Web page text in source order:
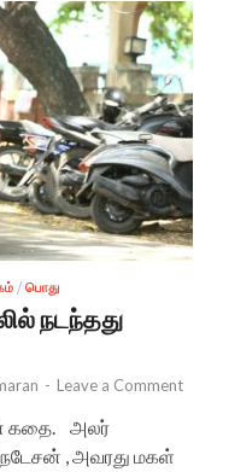
/ பொது
நடந்தது
- Leave a Comment
கதை. அலர்
நடேசன் , அவரது மகள்